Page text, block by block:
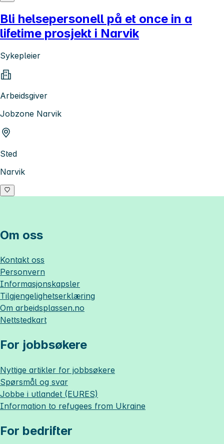
Bli helsepersonell på et once in a
lifetime prosjekt i Narvik
Sykepleier
Arbeidsgiver
Jobzone Narvik
Sted
Narvik
Om oss
Kontakt oss
Personvern
Informasjonskapsler
Tilgjengelighetserklæring
Om arbeidsplassen.no
Nettstedkart
For jobbsøkere
Nyttige artikler for jobbsøkere
Spørsmål og svar
Jobbe i utlandet (EURES)
Information to refugees from Ukraine
For bedrifter